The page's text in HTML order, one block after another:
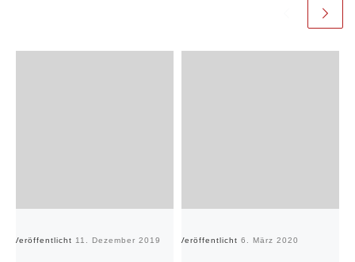
Veröffentlicht 11. Dezember 2019 Veröffentlicht 6. März 2020